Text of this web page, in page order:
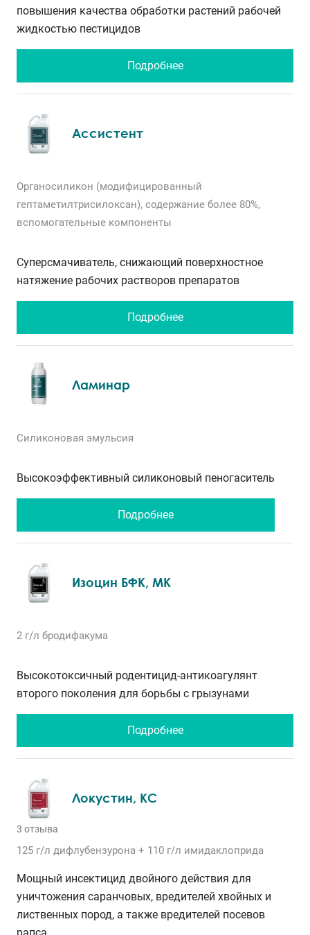
повышения качества обработки растений рабочей
жидкостью пестицидов
Подробнее
Ассистент
Органосиликон (модифицированный
гептаметилтрисилоксан), содержание более 80%,
вспомогательные компоненты
Суперсмачиватель, снижающий поверхностное
натяжение рабочих растворов препаратов
Подробнее
Ламинар
Силиконовая эмульсия
Высокоэффективный силиконовый пеногаситель
Подробнее
Изоцин БФК, МК
2 г/л бродифакума
Высокотоксичный родентицид-антикоагулянт
второго поколения для борьбы с грызунами
Подробнее
Локустин, КС
3 отзыва
125 г/л дифлубензурона + 110 г/л имидаклоприда
Мощный инсектицид двойного действия для
уничтожения саранчовых, вредителей хвойных и
лиственных пород, а также вредителей посевов